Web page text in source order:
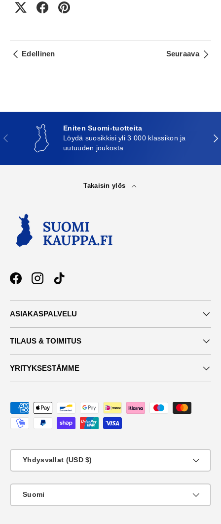
Edellinen Seuraava
Edellinen
Eniten Suomi-tuotteita
Löydä suosikkisi yli 3 000 klassikon ja
uutuuden joukosta
Takaisin ylös
FacebookInstagramTikTok
ASIAKASPALVELU
TILAUS & TOIMITUS
YRITYKSESTÄMME
Maksutavat
Yhdysvallat (USD $)
Suomi